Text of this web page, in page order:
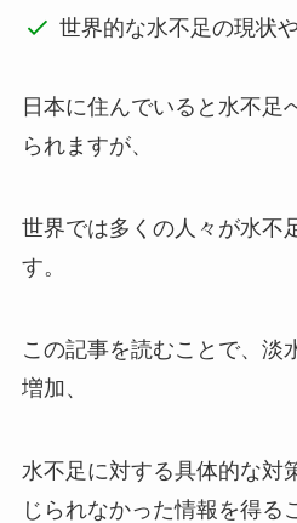
世界的な水不足の現状
日本に住んでいると水不足
られますが、
世界では多くの人々が水不
す。
この記事を読むことで、淡
増加、
水不足に対する具体的な対
じられなかった情報を得る